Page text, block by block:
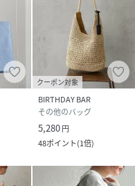
クーポン対象
BIRTHDAY BAR
その他のバッグ
5,280円
48ポイント(1倍)